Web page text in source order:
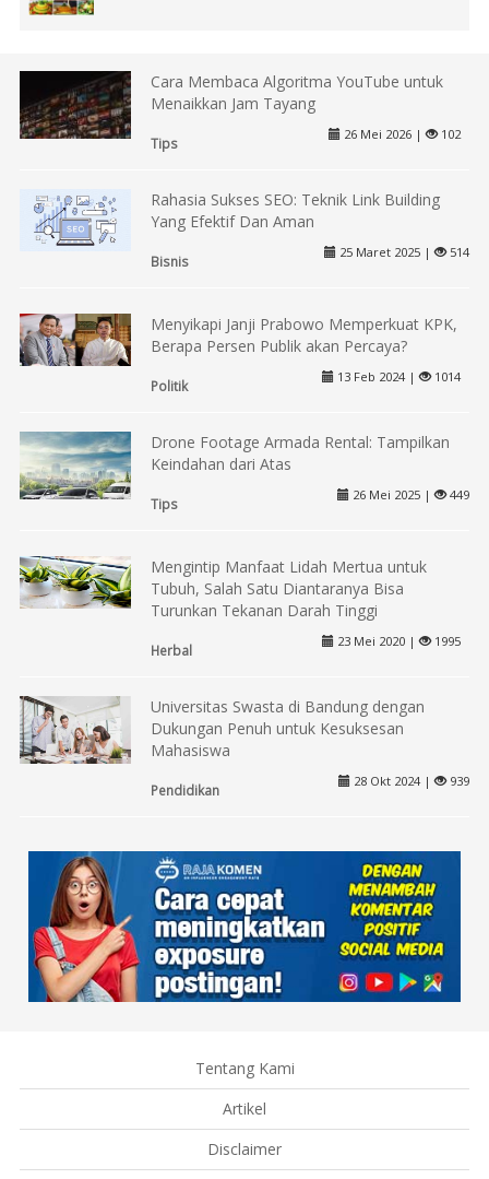
Cara Membaca Algoritma YouTube untuk
Menaikkan Jam Tayang
Tips
26 Mei 2026 | 102
Rahasia Sukses SEO: Teknik Link Building
Yang Efektif Dan Aman
Bisnis
25 Maret 2025 | 514
Menyikapi Janji Prabowo Memperkuat KPK,
Berapa Persen Publik akan Percaya?
Politik
13 Feb 2024 | 1014
Drone Footage Armada Rental: Tampilkan
Keindahan dari Atas
Tips
26 Mei 2025 | 449
Mengintip Manfaat Lidah Mertua untuk
Tubuh, Salah Satu Diantaranya Bisa
Turunkan Tekanan Darah Tinggi
Herbal
23 Mei 2020 | 1995
Universitas Swasta di Bandung dengan
Dukungan Penuh untuk Kesuksesan
Mahasiswa
Pendidikan
28 Okt 2024 | 939
Tentang Kami
Artikel
Disclaimer